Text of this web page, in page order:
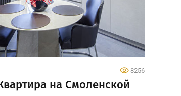
8256
на Смоленской